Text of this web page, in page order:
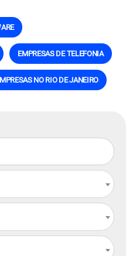
EMPRESAS DE TELEFONIA
NO RIO DE JANEIRO